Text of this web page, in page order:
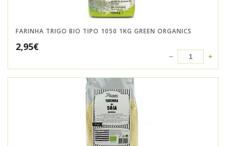
FARINHA TRIGO BIO TIPO 1050 1KG GREEN ORGANICS
2,95€